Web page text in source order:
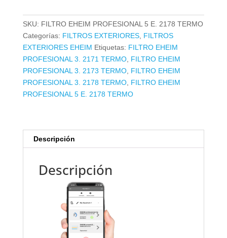
TERMO
SKU: FILTRO EHEIM PROFESIONAL 5 E. 2178 TERMO
Categorías: FILTROS EXTERIORES, FILTROS
EXTERIORES EHEIM Etiquetas: FILTRO EHEIM
PROFESIONAL 3. 2171 TERMO, FILTRO EHEIM
PROFESIONAL 3. 2173 TERMO, FILTRO EHEIM
PROFESIONAL 3. 2178 TERMO, FILTRO EHEIM
PROFESIONAL 5 E. 2178 TERMO
Descripción
Descripción